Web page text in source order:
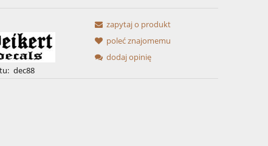
dec88
zapytaj o produkt
poleć znajomemu
dodaj opinię